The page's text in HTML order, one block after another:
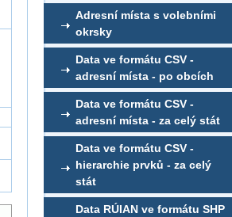
Adresní místa s volebními
okrsky
Data ve formátu CSV -
adresní místa - po obcích
Data ve formátu CSV -
adresní místa - za celý stát
Data ve formátu CSV -
hierarchie prvků - za celý
stát
Data RÚIAN ve formátu SHP